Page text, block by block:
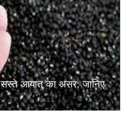
आयात का असर; जानिए